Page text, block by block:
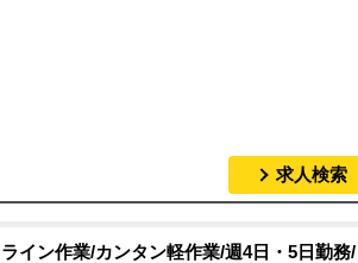
求人検索
ライン作業/カンタン軽作業/週4日・5日勤務/